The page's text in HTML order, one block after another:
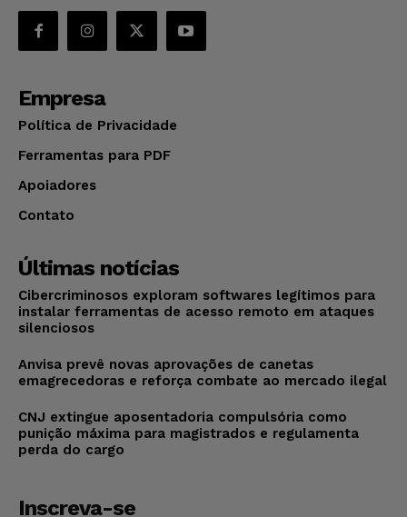
Empresa
Política de Privacidade
Ferramentas para PDF
Apoiadores
Contato
Últimas notícias
Cibercriminosos exploram softwares legítimos para
instalar ferramentas de acesso remoto em ataques
silenciosos
Anvisa prevê novas aprovações de canetas
emagrecedoras e reforça combate ao mercado ilegal
CNJ extingue aposentadoria compulsória como
punição máxima para magistrados e regulamenta
perda do cargo
Inscreva-se